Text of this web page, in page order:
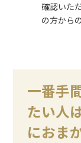
確認いた
の方から
一番手
たい人
におま